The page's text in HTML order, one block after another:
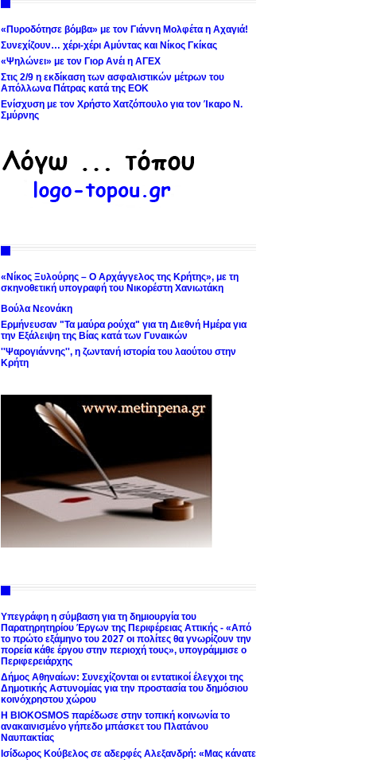
«Πυροδότησε βόμβα» με τον Γιάννη Μολφέτα η Αχαγιά!
Συνεχίζουν… χέρι-χέρι Αμύντας και Νίκος Γκίκας
«Ψηλώνει» με τον Γιορ Ανέι η ΑΓΕΧ
Στις 2/9 η εκδίκαση των ασφαλιστικών μέτρων του
Απόλλωνα Πάτρας κατά της ΕΟΚ
Ενίσχυση με τον Χρήστο Χατζόπουλο για τον Ίκαρο Ν.
Σμύρνης
«Νίκος Ξυλούρης – Ο Αρχάγγελος της Κρήτης», με τη
σκηνοθετική υπογραφή του Νικορέστη Χανιωτάκη
Βούλα Νεονάκη
Ερμήνευσαν "Τα μαύρα ρούχα" για τη Διεθνή Ημέρα για
την Εξάλειψη της Βίας κατά των Γυναικών
''Ψαρογιάννης'', η ζωντανή ιστορία του λαούτου στην
Κρήτη
Υπεγράφη η σύμβαση για τη δημιουργία του
Παρατηρητηρίου Έργων της Περιφέρειας Αττικής - «Από
το πρώτο εξάμηνο του 2027 οι πολίτες θα γνωρίζουν την
πορεία κάθε έργου στην περιοχή τους», υπογράμμισε ο
Περιφερειάρχης
Δήμος Αθηναίων: Συνεχίζονται οι εντατικοί έλεγχοι της
Δημοτικής Αστυνομίας για την προστασία του δημόσιου
κοινόχρηστου χώρου
Η BIOKOSMOS παρέδωσε στην τοπική κοινωνία το
ανακαινισμένο γήπεδο μπάσκετ του Πλατάνου
Ναυπακτίας
Ισίδωρος Κούβελος σε αδερφές Αλεξανδρή: «Μας κάνατε